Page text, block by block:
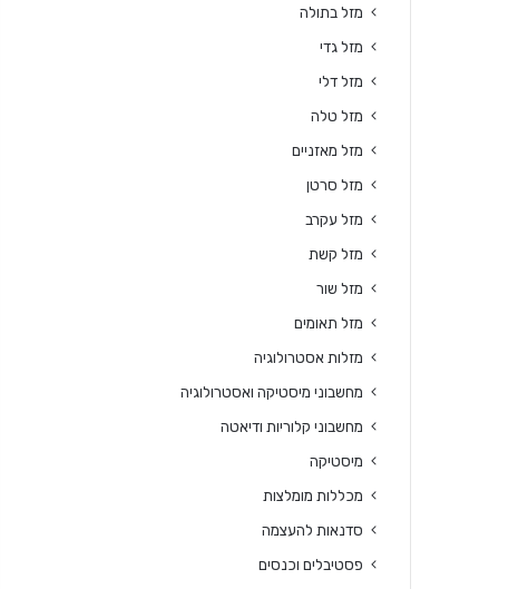
מזל בתולה
מזל גדי
מזל דלי
מזל טלה
מזל מאזניים
מזל סרטן
מזל עקרב
מזל קשת
מזל שור
מזל תאומים
מזלות אסטרולוגיה
מחשבוני מיסטיקה ואסטרולוגיה
מחשבוני קלוריות ודיאטה
מיסטיקה
מכללות מומלצות
סדנאות להעצמה
פסטיבלים וכנסים